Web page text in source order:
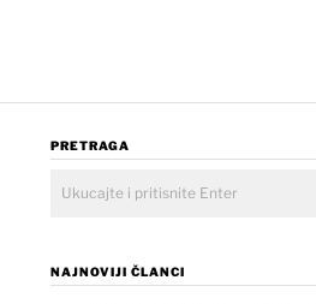
PRETRAGA
NAJNOVIJI ČLANCI